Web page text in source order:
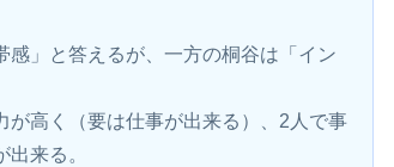
」と答えるが、一方の桐谷は「イン
が高く（要は仕事が出来る）、2人で事
来る。